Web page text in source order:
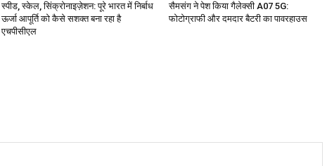
स्पीड, स्केल, सिंक्रोनाइज़ेशन: पूरे भारत में निर्बाध
ऊर्जा आपूर्ति को कैसे सशक्त बना रहा है
एचपीसीएल
सैमसंग ने पेश किया गैलेक्सी A07 5G:
फोटोग्राफी और दमदार बैटरी का पावरहाउस